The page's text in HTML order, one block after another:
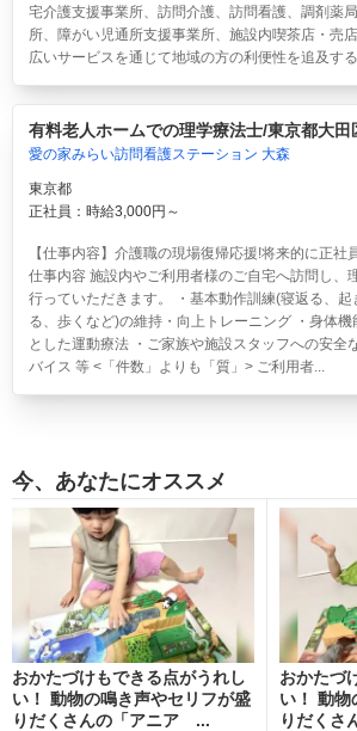
宅介護支援事業所、訪問介護、訪問看護、調剤薬
所、障がい児通所支援事業所、施設内喫茶店・売
広いサービスを通じて地域の方の利便性を追及す
有料老人ホームでの理学療法士/東京都大田
愛の家みらい訪問看護ステーション 大森
東京都
正社員：時給3,000円～
【仕事内容】介護職の現場復帰応援!将来的に正社
仕事内容 施設内やご利用者様のご自宅へ訪問し、
行っていただきます。 ・基本動作訓練(寝返る、
る、歩くなど)の維持・向上トレーニング ・身体
とした運動療法 ・ご家族や施設スタッフへの安全
バイス 等 <「件数」よりも「質」> ご利用者...
今、あなたにオススメ
おかたづけもできる点がうれし
い！ 動物の鳴き声やセリフが盛
りだくさんの「アニア ...
おかたづ
い！ 動物
りだくさ